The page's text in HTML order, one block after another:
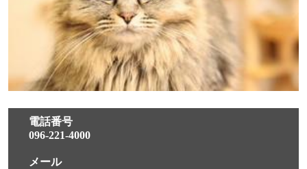
電話番号
096-221-4000
メール